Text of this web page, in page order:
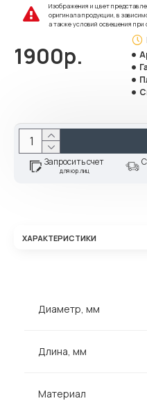
Изображения и цвет
оригинала продукции, в
а также условий освещения при
1900р.
Запросить счет
для юр.лиц
ХАРАКТЕРИСТИКИ
Диаметр, мм
Длина, мм
Материал